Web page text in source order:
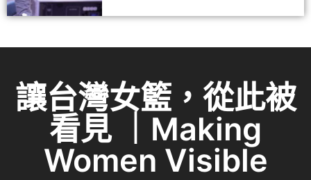
讓台灣女籃，從此被
看見 ｜Making
Women Visible